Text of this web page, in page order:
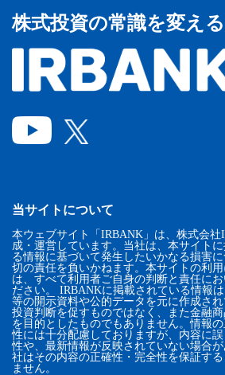
株式投資の常識を変える
当サイトについて
本ウェブサイト「IRBANK」は、株式会社
成・運営しています。当社は、本サイト
る情報に基づいて発生したいかなる損害
切の責任を負いかねます。本サイトの利
は、すべて利用者ご自身の判断と責任にお
ださい。 IRBANKに掲載されている情報
等の開示資料や公的データを元に作成され
投資判断を促すものではなく、また金融
を目的としたものでもありません。情報
性には十分配慮しておりますが、内容に
性や、最新情報が反映されていない場合
社はその内容の正確性・完全性を保証する
ません。